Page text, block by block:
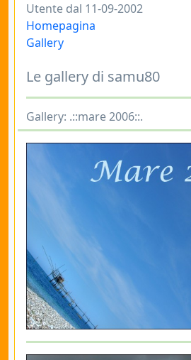
Utente dal 11-09-2002
Homepagina
Gallery
Le gallery di samu80
Gallery: .::mare 2006::.